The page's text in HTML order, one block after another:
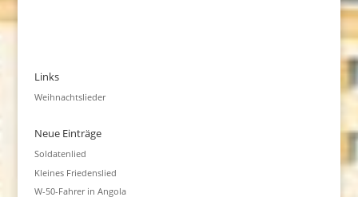
Links
Weihnachtslieder
Neue Einträge
Soldatenlied
Kleines Friedenslied
W-50-Fahrer in Angola